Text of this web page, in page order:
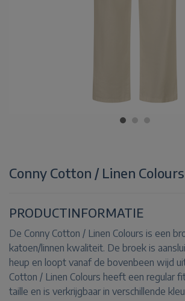
Conny Cotton / Linen
PRODUCTINFORMATIE
De Conny Cotton / Linen Colours is een
katoen/linnen kwaliteit. De broek is
heup en loopt vanaf de bovenbeen wijd
Cotton / Linen Colours heeft een regular
taille en is verkrijgbaar in verschillende